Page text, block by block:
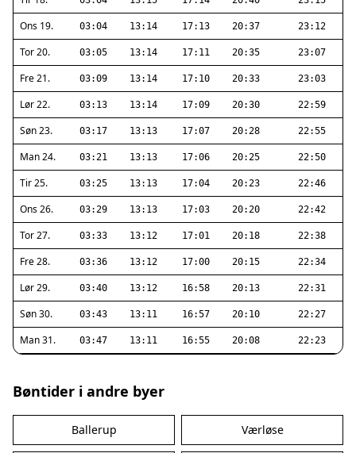
Ons 19. 03:04 13:14 17:13 20:37 23:12
Tor 20. 03:05 13:14 17:11 20:35 23:07
Fre 21. 03:09 13:14 17:10 20:33 23:03
Lør 22. 03:13 13:14 17:09 20:30 22:59
Søn 23. 03:17 13:13 17:07 20:28 22:55
Man 24. 03:21 13:13 17:06 20:25 22:50
Tir 25. 03:25 13:13 17:04 20:23 22:46
Ons 26. 03:29 13:13 17:03 20:20 22:42
Tor 27. 03:33 13:12 17:01 20:18 22:38
Fre 28. 03:36 13:12 17:00 20:15 22:34
Lør 29. 03:40 13:12 16:58 20:13 22:31
Søn 30. 03:43 13:11 16:57 20:10 22:27
Man 31. 03:47 13:11 16:55 20:08 22:23
Bøntider i andre byer
Ballerup Værløse